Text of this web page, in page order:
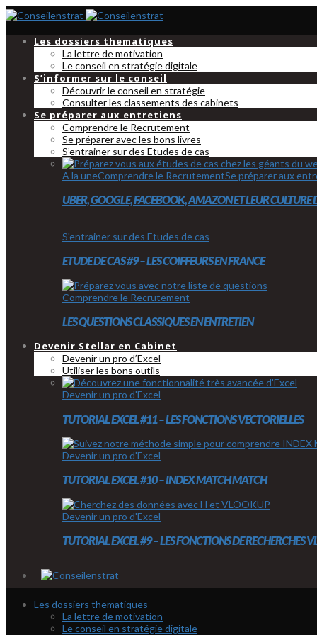
Les dossiers thematiques
La lettre de motivation
Le conseil en stratégie digitale
S’informer sur le conseil
Découvrir le conseil en stratégie
Consulter les classements des cabinets
Se préparer aux entretiens
Comprendre le Recrutement
Se préparer avec les bons livres
S’entrainer sur des Etudes de cas
A la uneComprendre le RecrutementSe préparer aux
UBER, GOOGLE, FACEBOOK, AMAZON ET LEUR CULTURE
S'entrainer sur des Etudes de cas
ETUDE DE CAS #9 – LES COIFFEURS EN FRANCE
Comprendre le Recrutement
LES QUESTIONS CLASSIQUES EN ENTRETIEN
Devenir Stellar en Cabinet
Devenir un pro d’Excel
Utiliser les bons outils
Devenir un pro d'Excel
TUTORIAL EXCEL #11 – LES FONCTIONS VECTORIELLES
Devenir un pro d'Excel
TUTORIAL EXCEL #10 – INDEX MATCH MATCH
Devenir un pro d'Excel
TUTORIAL EXCEL #9 – LES FONCTIONS DE RECHERCHES
Les dossiers thematiques
La lettre de motivation
Le conseil en stratégie digitale